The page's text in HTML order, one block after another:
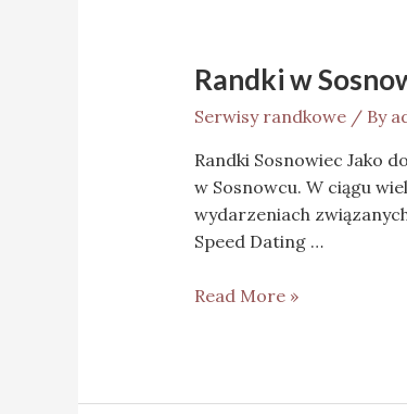
Randki w
Serwisy randkowe/ By
Randki Sosnowiec Jako
w Sosnowcu. W ciągu
wydarzeniach
Speed Dating …
Read More »